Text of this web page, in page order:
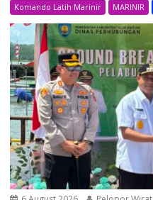
Komando Latih Marinir MARINIR